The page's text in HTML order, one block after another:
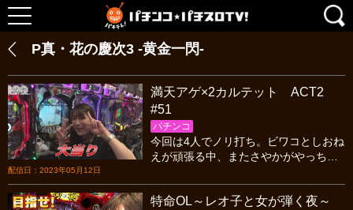
P真・花の慶次3 ‐黄金一閃‐
配信日：2023年05月12日
満天アゲ×2カルテット ACT2
#51
パチンコ
今回は4人でノリ打ち。ビワコとしおね
えが頑張る中、またさやかがやっちま
りなのだが、このホールでのさやかは
相性が悪すぎる？
特命OL～レオ子と女が弾く夜～